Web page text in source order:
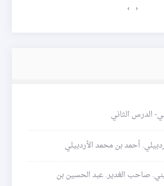
‹
›
الدرس الثاني
أحمد بن محمد الأردبيلي
صاحب الغدير. عبد الحسين بن